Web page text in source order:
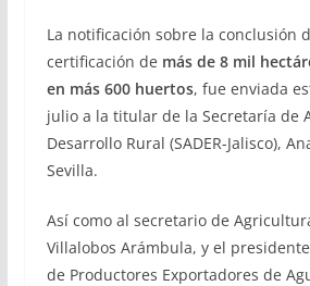
La notificación sobre la conclusión
certificación de más de 8 mil
en más 600 huertos, fue enviada
julio a la titular de la Secretaría de
Desarrollo Rural (SADER-Jalisco),
Sevilla.
Así como al secretario de
Villalobos Arámbula, y el
de Productores Exportadores de